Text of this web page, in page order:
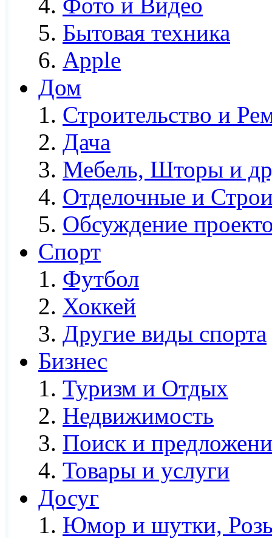
Бытовая техника
Apple
Дом
Строительство и
Дача
Мебель, Шторы и
Отделочные и
Обсуждение
Спорт
Футбол
Хоккей
Другие виды спорта
Бизнес
Туризм и Отдых
Недвижимость
Поиск и
Товары и услуги
Досуг
Юмор и шутки,